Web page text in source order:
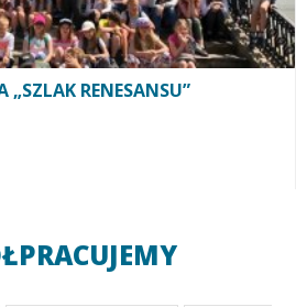
„SZLAK RENESANSU”